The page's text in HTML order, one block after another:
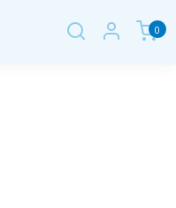
0